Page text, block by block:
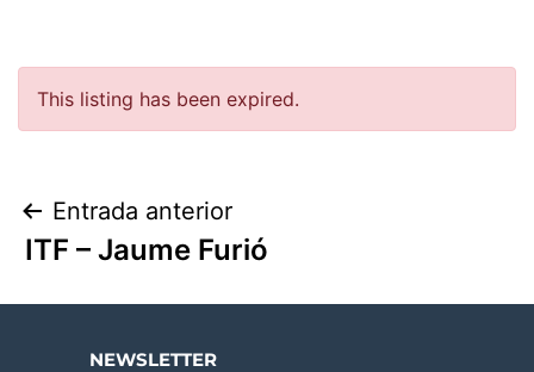
This listing has been expired.
Entrada anterior
ITF – Jaume Furió
NEWSLETTER